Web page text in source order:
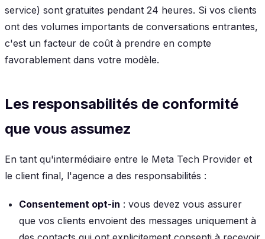
service) sont gratuites pendant 24 heures. Si vos clients
ont des volumes importants de conversations entrantes,
c'est un facteur de coût à prendre en compte
favorablement dans votre modèle.
Les responsabilités de conformité
que vous assumez
En tant qu'intermédiaire entre le Meta Tech Provider et
le client final, l'agence a des responsabilités :
Consentement opt-in : vous devez vous assurer
que vos clients envoient des messages uniquement à